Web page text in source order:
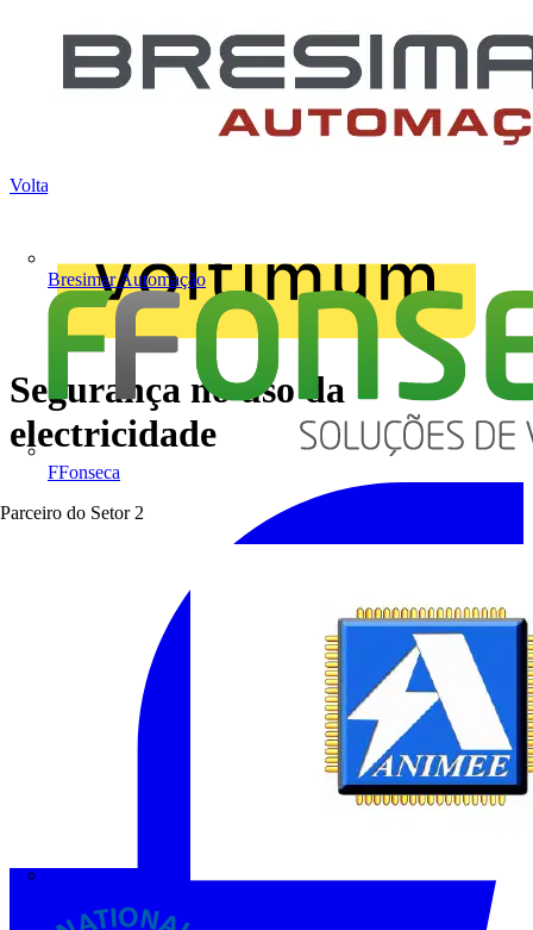
Bresimar Automação
FFonseca
Parceiro do Setor 2
Voltar para Notícias
Segurança no uso da
electricidade